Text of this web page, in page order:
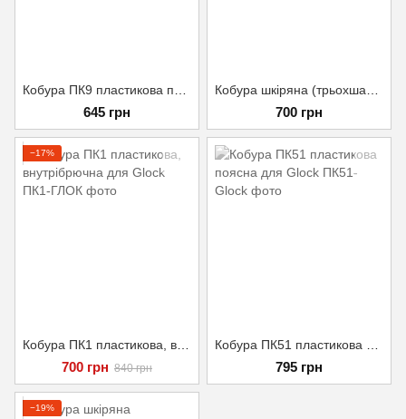
645 грн 700 грн
−17%
700 грн 840 грн 795 грн
−19%